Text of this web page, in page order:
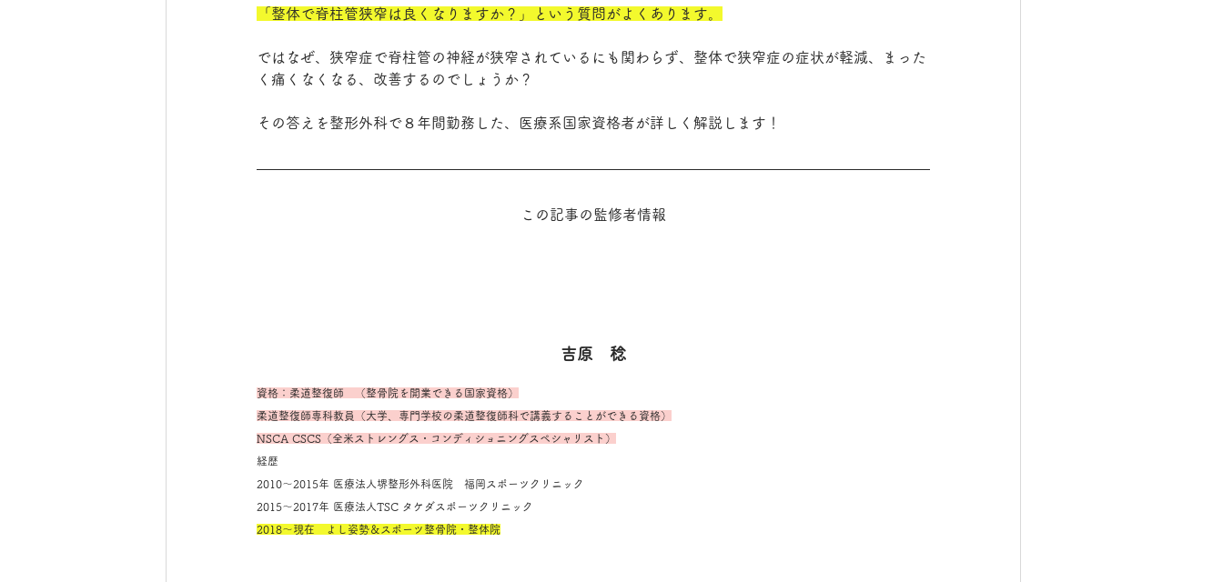
「整体で脊柱管狭窄は良くなりますか？」という質問がよくあります。
ではなぜ、狭窄症で脊柱管の神経が狭窄されているにも関わらず、整体で狭窄症の症状が軽減、まった
く痛くなくなる、改善するのでしょうか？
その答えを整形外科で８年間勤務した、医療系国家資格者が詳しく解説します！
この記事の監修者情報
吉原　稔
資格：柔道整復師　（整骨院を開業できる国家資格）
柔道整復師専科教員（大学、専門学校の柔道整復師科で講義することができる資格）
NSCA CSCS（全米ストレングス・コンディショニングスペシャリスト）
経歴
2010～2015年 医療法人堺整形外科医院　福岡スポーツクリニック
2015～2017年 医療法人TSC タケダスポーツクリニック
2018～現在　よし姿勢＆スポーツ整骨院・整体院